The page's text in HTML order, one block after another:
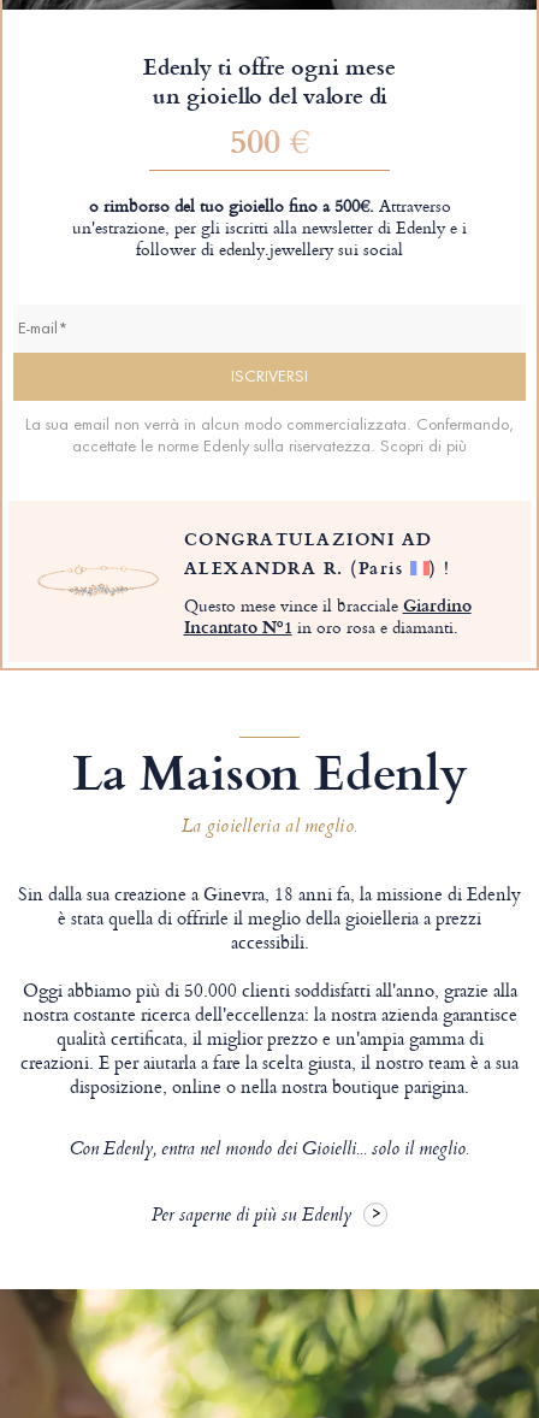
Edenly ti offre ogni mese
un gioiello del valore di
500 €
o rimborso del tuo gioiello fino a 500€.Attraverso
un'estrazione, per gli iscritti alla newsletter di Edenly e i
follower di edenly.jewellery sui social
La sua email non verrà in alcun modo commercializzata. Confermando,
accettate le norme Edenly sulla riservatezza. Scopri di più
CONGRATULAZIONI AD
ALEXANDRA R. (Paris ) !
Questo mese vince il braccialeGiardino
Incantato Nº1 in oro rosa e diamanti.
La Maison Edenly
La gioielleria al meglio.
Sin dalla sua creazione a Ginevra, 18 anni fa, la missione di Edenly
è stata quella di offrirle il meglio della gioielleria a prezzi
accessibili.
Oggi abbiamo più di 50.000 clienti soddisfatti all'anno, grazie alla
nostra costante ricerca dell'eccellenza: la nostra azienda garantisce
qualità certificata, il miglior prezzo e un'ampia gamma di
creazioni. E per aiutarla a fare la scelta giusta, il nostro team è a sua
disposizione, online o nella nostra boutique parigina.
Con Edenly, entra nel mondo dei Gioielli... solo il meglio.
Per saperne di più su Edenly